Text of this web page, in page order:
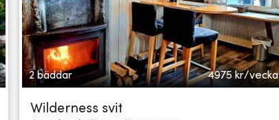
2 bäddar 4975 kr/vecka
Wilderness svit